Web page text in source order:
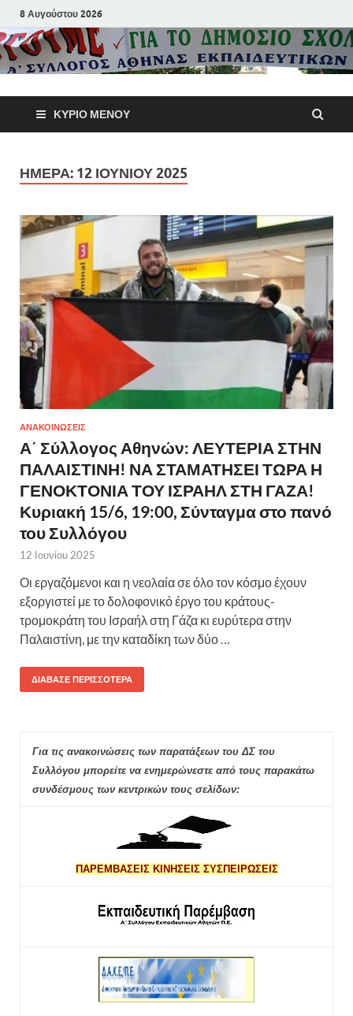
8 Αυγούστου 2026
Α΄
Αθηνών
Π.Ε.
ΚΎΡΙΟ ΜΕΝΟΎ
ΗΜΈΡΑ: 12 ΙΟΥΝΊΟΥ 2025
ΑΝΑΚΟΙΝΩΣΕΙΣ
Α΄ Σύλλογος Αθηνών: ΛΕΥΤΕΡΙΑ ΣΤΗΝ
ΠΑΛΑΙΣΤΙΝΗ! ΝΑ ΣΤΑΜΑΤΗΣΕΙ ΤΩΡΑ Η
ΓΕΝΟΚΤΟΝΙΑ ΤΟΥ ΙΣΡΑΗΛ ΣΤΗ ΓΑΖΑ!
Κυριακή 15/6, 19:00, Σύνταγμα στο πανό
του Συλλόγου
12 Ιουνίου 2025
Οι εργαζόμενοι και η νεολαία σε όλο τον κόσμο έχουν
εξοργιστεί με το δολοφονικό έργο του κράτους-
τρομοκράτη του Ισραήλ στη Γάζα κι ευρύτερα στην
Παλαιστίνη, με την καταδίκη των δύο …
ΔΙΆΒΑΣΕ ΠΕΡΙΣΣΌΤΕΡΑ
Για τις ανακοινώσεις των παρατάξεων του ΔΣ του
Συλλόγου μπορείτε να ενημερώνεστε από τους παρακάτω
συνδέσμους των κεντρικών τους σελίδων:
ΠΑΡΕΜΒΑΣΕΙΣ ΚΙΝΗΣΕΙΣ ΣΥΣΠΕΙΡΩΣΕΙΣ